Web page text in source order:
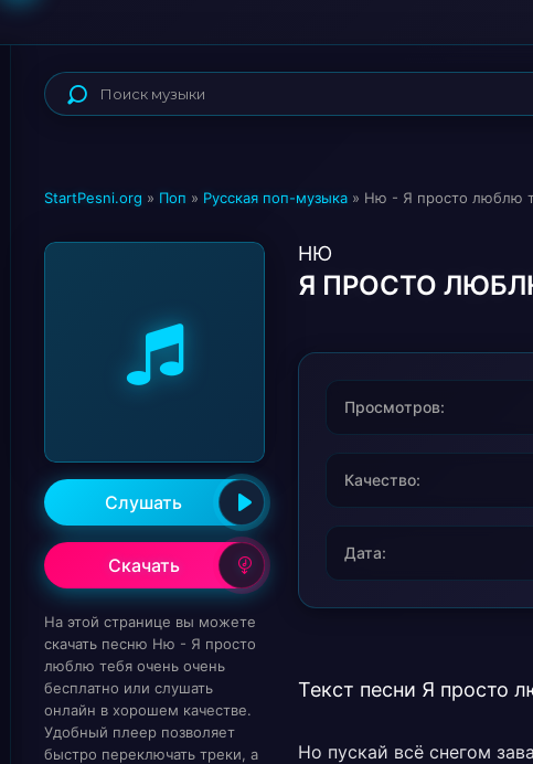
StartPesni.org » Поп » Русская поп-музыка » Ню - Я просто люблю
Слушать
Скачать
На этой странице вы можете
скачать песню Ню - Я просто
люблю тебя очень очень
бесплатно или слушать
онлайн в хорошем качестве.
Удобный плеер позволяет
быстро переключать треки, а
НЮ
Я ПРОСТО
Просмотров:
Качество:
Дата:
Текст песни Я просто
Но пускай всё снегом